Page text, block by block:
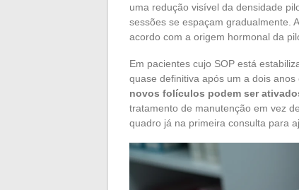
uma redução visível da densidade
sessões se espaçam gradualmente.
acordo com a origem hormonal da
Em pacientes cujo SOP está
quase definitiva após um a dois
novos folículos podem ser
tratamento de manutenção em vez
quadro já na primeira consulta para